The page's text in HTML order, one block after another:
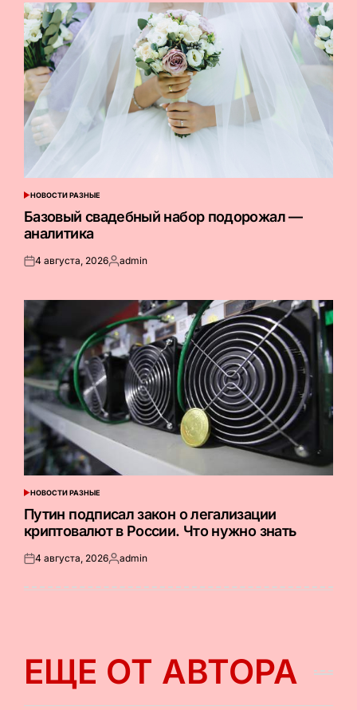
ОПУБЛИКОВАНО
В
НОВОСТИ РАЗНЫЕ
Базовый свадебный набор подорожал —
аналитика
Опубликовано
4 августа, 2026Запись
admin
ОПУБЛИКОВАНО
В
НОВОСТИ РАЗНЫЕ
Путин подписал закон о легализации
криптовалют в России. Что нужно знать
Опубликовано
4 августа, 2026Запись
admin
ЕЩЕ ОТ АВТОРА